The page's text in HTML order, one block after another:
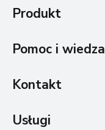
Produkt
Pomoc i wiedza
Kontakt
Usługi